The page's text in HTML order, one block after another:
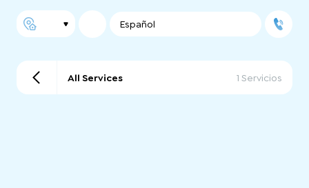
Español
All Services 1 Servicios